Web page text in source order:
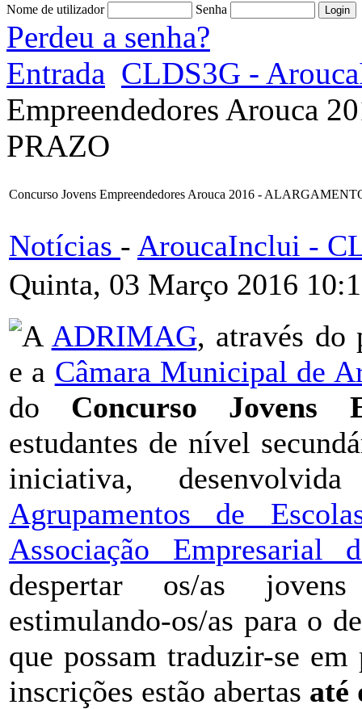
Nome de utilizador Senha
Perdeu a senha?
Entrada CLDS3G -
Empreendedores Arouca
PRAZO
Concurso Jovens Empreendedores Arouca 2016 -
Notícias - AroucaInclui -
Quinta, 03 Março 2016
A ADRIMAG, através
e a Câmara Municipal de
do Concurso Jovens
estudantes de nível
iniciativa,
Agrupamentos de
Associação Empresarial
despertar os/as
estimulando-os/as para o
que possam traduzir-se
inscrições estão abertas até